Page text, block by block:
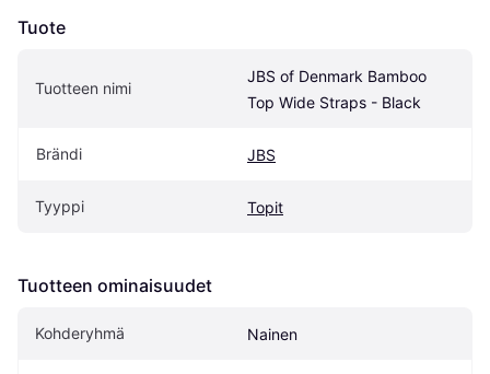
Tuote
Tuotteen nimi
JBS of Denmark Bamboo
Top Wide Straps - Black
Brändi JBS
Tyyppi Topit
Tuotteen ominaisuudet
Kohderyhmä Nainen